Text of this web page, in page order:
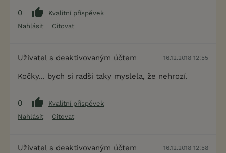
0
Kvalitní příspěvek
Nahlásit
Citovat
Uživatel s deaktivovaným účtem 16.12.2018 12:55
Kočky... bych si radši taky myslela, že nehrozí.
0
Kvalitní příspěvek
Nahlásit
Citovat
Uživatel s deaktivovaným účtem 16.12.2018 12:58